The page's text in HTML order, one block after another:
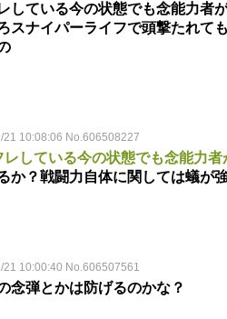
している今の状態でも念能力者
スナイパーライフで頭撃たれて
21 10:08:06 No.606508227
レしている今の状態でも念能力
か？戦闘力自体に関しては蟻が
21 10:00:40 No.606507561
念弾とかは防げるのかな？